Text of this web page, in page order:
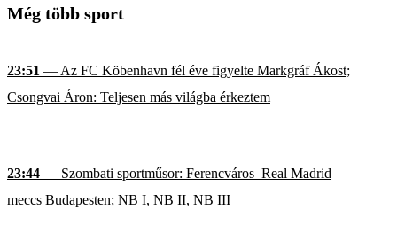
Még több sport
23:51 — Az FC Köbenhavn fél éve figyelte Markgráf Ákost;
Csongvai Áron: Teljesen más világba érkeztem
23:44 — Szombati sportműsor: Ferencváros–Real Madrid
meccs Budapesten; NB I, NB II, NB III